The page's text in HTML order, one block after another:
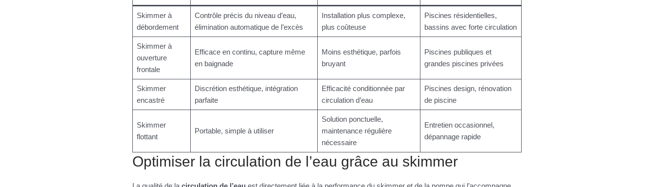
Skimmer à
débordement
Contrôle précis du niveau d’eau,
élimination automatique de l’excès
Installation plus complexe,
plus coûteuse
Piscines résidentielles,
bassins avec forte circulation
Skimmer à
ouverture
frontale
Efficace en continu, capture même
en baignade
Moins esthétique, parfois
bruyant
Piscines publiques et
grandes piscines privées
Skimmer
encastré
Discrétion esthétique, intégration
parfaite
Efficacité conditionnée par
circulation d’eau
Piscines design, rénovation
de piscine
Skimmer
flottant
Portable, simple à utiliser
Solution ponctuelle,
maintenance régulière
nécessaire
Entretien occasionnel,
dépannage rapide
Optimiser la circulation de l’eau grâce au skimmer